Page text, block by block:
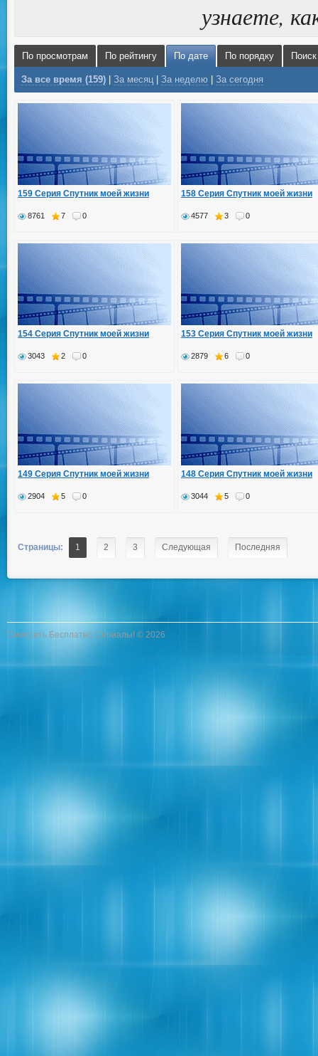
узнаете,
По просмотрам По рейтингу По дате По порядку Поиск
За все время (159) За месяц За неделю За сегодня
159 Серия Спутник моей жизни
8761 7 0
158 Серия Спутник моей жизни
4577 3 0
154 Серия Спутник моей жизни
3043 2 0
153 Серия Спутник моей жизни
2879 6 0
149 Серия Спутник моей жизни
2904 5 0
148 Серия Спутник моей жизни
3044 5 0
Страницы: 1 2 3 Следующая Последняя
Смотреть Бесплатно Сериалы! © 2026